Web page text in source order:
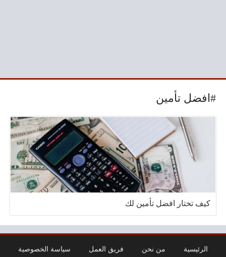
#افضل تأمين
كيف تختار افضل تأمين لك
الرئيسية من نحن فريق العمل سياسة الخصوصية